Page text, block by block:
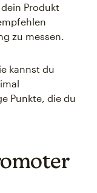
Produkt
zu messen.
kannst du
Punkte, die du